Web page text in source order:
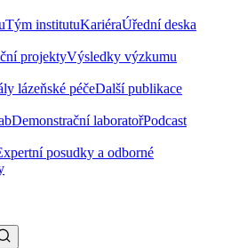
Tým institutuKariéraÚřední deska
projektyVýsledky výzkumu
lázeňské péčeDalší publikace
Demonstrační laboratořPodcast
posudky a odborné